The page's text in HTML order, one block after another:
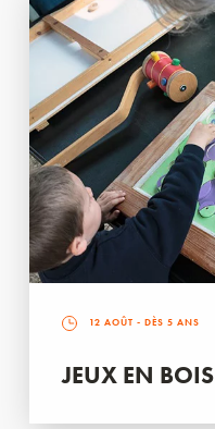
12 AOÛT - DÈS 5 ANS
JEUX EN BOIS